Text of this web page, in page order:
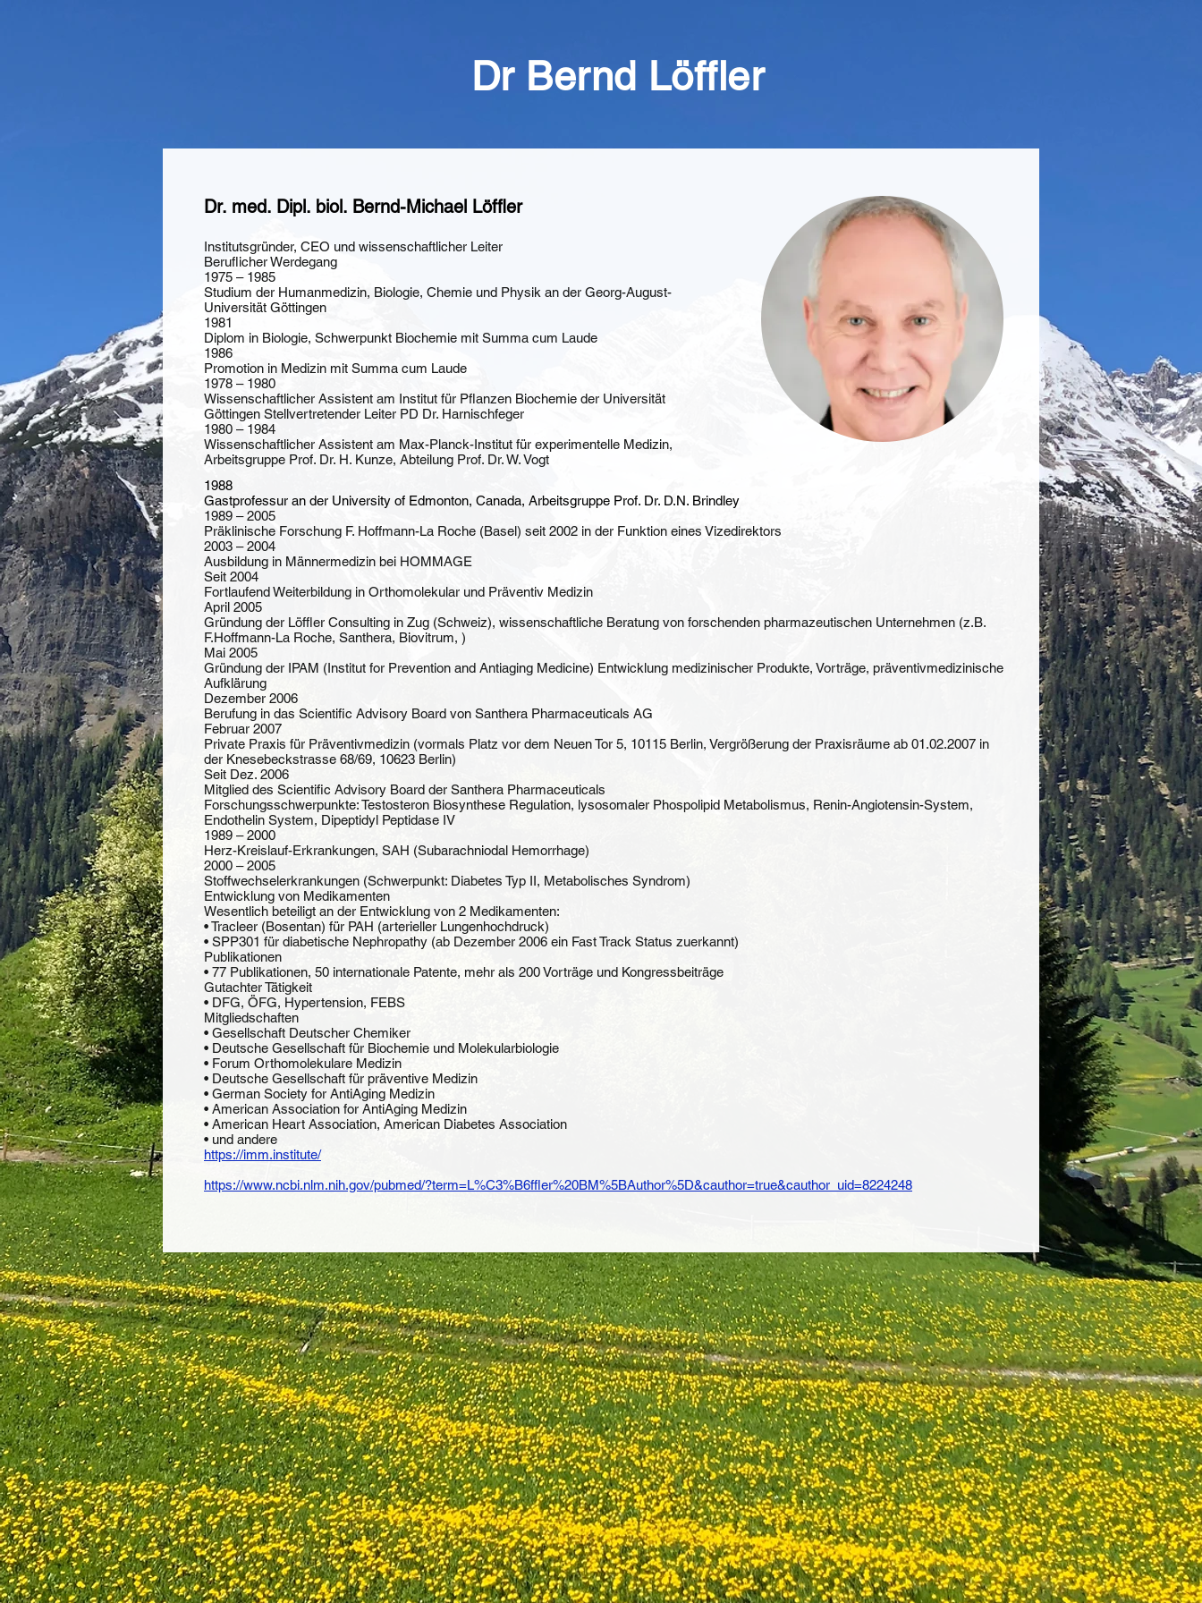
Dr Bernd Löffler
Dr. med. Dipl. biol. Bernd-Michael Löffler
Institutsgründer, CEO und wissenschaftlicher Leiter
Beruflicher Werdegang
1975 – 1985
Studium der Humanmedizin, Biologie, Chemie und Physik an der Georg-August-
Universität Göttingen
1981
Diplom in Biologie, Schwerpunkt Biochemie mit Summa cum Laude
1986
Promotion in Medizin mit Summa cum Laude
1978 – 1980
Wissenschaftlicher Assistent am Institut für Pflanzen Biochemie der Universität
Göttingen Stellvertretender Leiter PD Dr. Harnischfeger
1980 – 1984
Wissenschaftlicher Assistent am Max-Planck-Institut für experimentelle Medizin,
Arbeitsgruppe Prof. Dr. H. Kunze, Abteilung Prof. Dr. W. Vogt
1988
Gastprofessur an der University of Edmonton, Canada, Arbeitsgruppe Prof. Dr. D.N. Brindley
1989 – 2005
Präklinische Forschung F. Hoffmann-La Roche (Basel) seit 2002 in der Funktion eines Vizedirektors
2003 – 2004
Ausbildung in Männermedizin bei HOMMAGE
Seit 2004
Fortlaufend Weiterbildung in Orthomolekular und Präventiv Medizin
April 2005
Gründung der Löffler Consulting in Zug (Schweiz), wissenschaftliche Beratung von forschenden pharmazeutischen Unternehmen (z.B.
F.Hoffmann-La Roche, Santhera, Biovitrum, )
Mai 2005
Gründung der IPAM (Institut for Prevention and Antiaging Medicine) Entwicklung medizinischer Produkte, Vorträge, präventivmedizinische
Aufklärung
Dezember 2006
Berufung in das Scientific Advisory Board von Santhera Pharmaceuticals AG
Februar 2007
Private Praxis für Präventivmedizin (vormals Platz vor dem Neuen Tor 5, 10115 Berlin, Vergrößerung der Praxisräume ab 01.02.2007 in
der Knesebeckstrasse 68/69, 10623 Berlin)
Seit Dez. 2006
Mitglied des Scientific Advisory Board der Santhera Pharmaceuticals
Forschungsschwerpunkte: Testosteron Biosynthese Regulation, lysosomaler Phospolipid Metabolismus, Renin-Angiotensin-System,
Endothelin System, Dipeptidyl Peptidase IV
1989 – 2000
Herz-Kreislauf-Erkrankungen, SAH (Subarachniodal Hemorrhage)
2000 – 2005
Stoffwechselerkrankungen (Schwerpunkt: Diabetes Typ II, Metabolisches Syndrom)
Entwicklung von Medikamenten
Wesentlich beteiligt an der Entwicklung von 2 Medikamenten:
• Tracleer (Bosentan) für PAH (arterieller Lungenhochdruck)
• SPP301 für diabetische Nephropathy (ab Dezember 2006 ein Fast Track Status zuerkannt)
Publikationen
• 77 Publikationen, 50 internationale Patente, mehr als 200 Vorträge und Kongressbeiträge
Gutachter Tätigkeit
• DFG, ÖFG, Hypertension, FEBS
Mitgliedschaften
• Gesellschaft Deutscher Chemiker
• Deutsche Gesellschaft für Biochemie und Molekularbiologie
• Forum Orthomolekulare Medizin
• Deutsche Gesellschaft für präventive Medizin
• German Society for AntiAging Medizin
• American Association for AntiAging Medizin
• American Heart Association, American Diabetes Association
• und andere
https://imm.institute/
https://www.ncbi.nlm.nih.gov/pubmed/?term=L%C3%B6ffler%20BM%5BAuthor%5D&cauthor=true&cauthor_uid=8224248